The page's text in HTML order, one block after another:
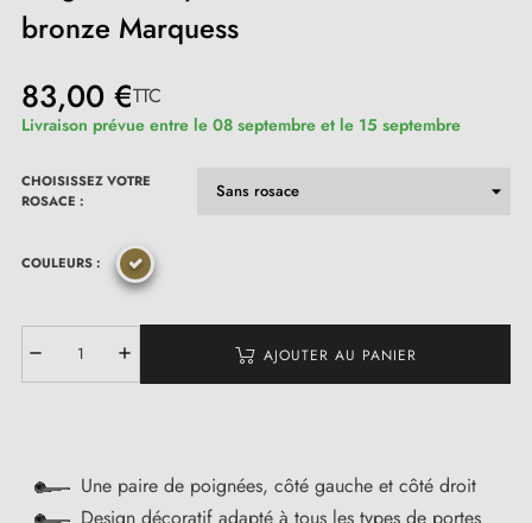
bronze Marquess
83,00 €TTC
Livraison prévue entre le 08 septembre et le 15 septembre
CHOISISSEZ VOTRE
ROSACE :
COULEURS :
AJOUTER AU PANIER
Une paire de poignées, côté gauche et côté droit
Design décoratif adapté à tous les types de portes